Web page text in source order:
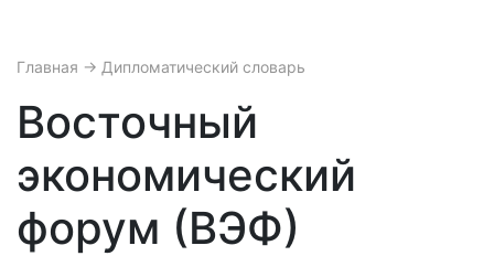
Главная → Дипломатический словарь
Восточный
экономический
форум (ВЭФ)